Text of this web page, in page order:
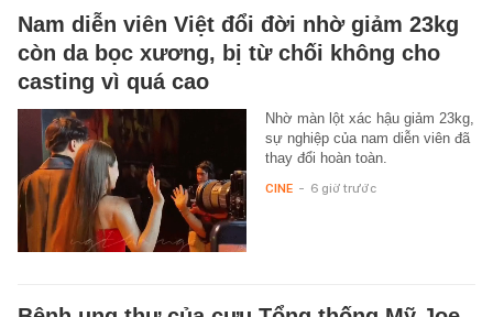
Nam diễn viên Việt đổi đời nhờ giảm 23kg
còn da bọc xương, bị từ chối không cho
casting vì quá cao
Nhờ màn lột xác hậu giảm 23kg,
sự nghiệp của nam diễn viên đã
thay đổi hoàn toàn.
CINE - 6 giờ trước